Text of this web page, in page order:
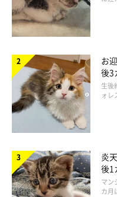
@hyappikinoneko
「…え？ 捕まえられ
だって、窓越しだもの……
お
後3
ち
生後
ォ
炎
後1
で
マン
カ月